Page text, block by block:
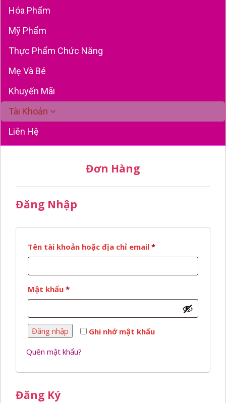
Hóa Phẩm
Mỹ Phẩm
Thực Phẩm Chức Năng
Mẹ Và Bé
Khuyến Mãi
Tài Khoản
Liên Hệ
Đơn Hàng
Đăng Nhập
Tên tài khoản hoặc địa chỉ email *Bắt
Mật khẩu *Bắt
Ghi nhớ mật khẩu
Đăng nhập
Quên mật khẩu?
Đăng Ký